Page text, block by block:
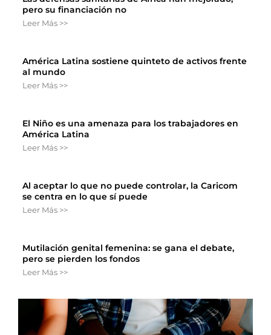
pero su financiación no
Leer Más >>
América Latina sostiene quinteto de activos frente
al mundo
Leer Más >>
El Niño es una amenaza para los trabajadores en
América Latina
Leer Más >>
Al aceptar lo que no puede controlar, la Caricom
se centra en lo que sí puede
Leer Más >>
Mutilación genital femenina: se gana el debate,
pero se pierden los fondos
Leer Más >>